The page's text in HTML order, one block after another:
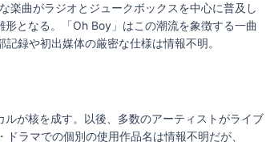
楽曲がラジオとジュークボックスを中心に普及し
となる。「Oh Boy」はこの潮流を象徴する一曲
録や初出媒体の厳密な仕様は情報不明。
が核を成す。以後、多数のアーティストがライブ
ラマでの個別の使用作品名は情報不明だが、